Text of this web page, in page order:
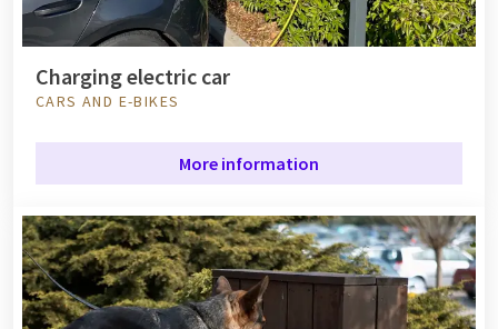
Charging electric car
CARS AND E-BIKES
More information